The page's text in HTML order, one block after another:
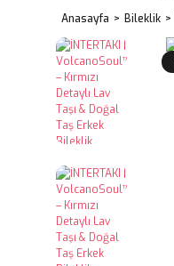
Anasayfa Bileklik